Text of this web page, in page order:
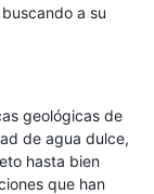
a su
geológicas de
de agua dulce,
hasta bien
que han